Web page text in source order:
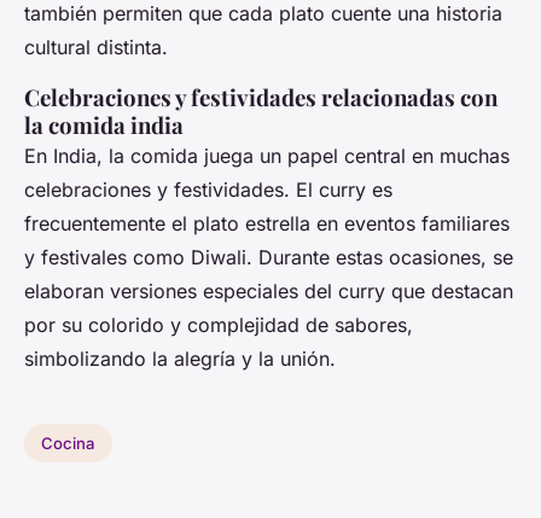
también permiten que cada plato cuente una historia
cultural distinta.
Celebraciones y festividades relacionadas con
la comida india
En India, la comida juega un papel central en muchas
celebraciones y festividades. El curry es
frecuentemente el plato estrella en eventos familiares
y festivales como Diwali. Durante estas ocasiones, se
elaboran versiones especiales del curry que destacan
por su colorido y complejidad de sabores,
simbolizando la alegría y la unión.
Cocina